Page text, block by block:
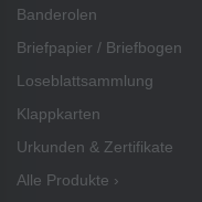
Banderolen
Briefpapier / Briefbogen
Loseblattsammlung
Klappkarten
Urkunden & Zertifikate
Alle Produkte ›